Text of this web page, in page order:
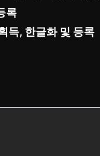
록
득, 한글화 및 등록